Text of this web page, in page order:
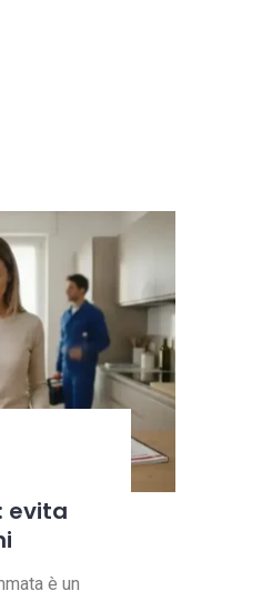
condizionatore:
Odore di muffa quando accendi lo